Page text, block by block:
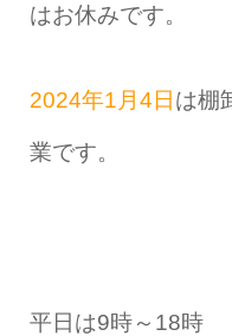
はお休みです。
2024年1月4日は棚
業です。
平日は9時～18時